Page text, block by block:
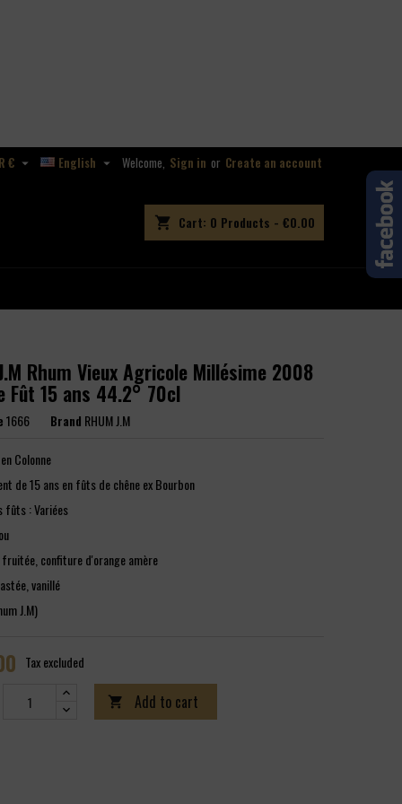
Welcome, Sign in or Create an account
English 
€ 
shopping_cart Cart: 0 Products - €0.00
J.M Rhum Vieux Agricole Millésime 2008
Fût 15 ans 44.2° 70cl
1666 Brand RHUM J.M
Colonne
de 15 ans en fûts de chêne ex Bourbon
fûts : Variées
fruitée, confiture d'orange amère
vanillé
J.M)
Tax excluded
 Add to cart